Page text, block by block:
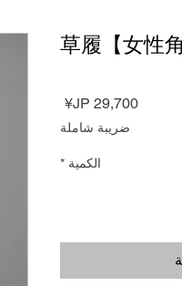
草履【女性
السعر
ضريبة شاملة
الكمية *